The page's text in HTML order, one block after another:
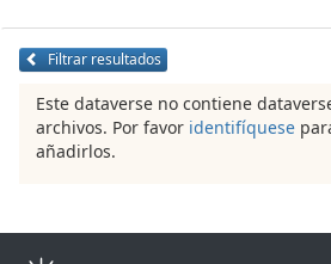
Filtrar resultados
Este dataverse no contiene
archivos. Por favor identifíquese
añadirlos.